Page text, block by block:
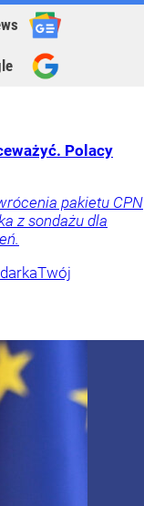
Polacy
pakietu CPN
z sondażu dla
Twój